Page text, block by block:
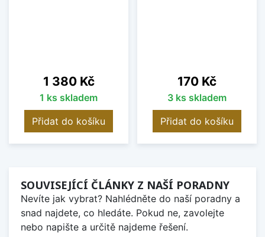
Cena
1 380 Kč
1 ks skladem
Přidat do košíku
Cena
170 Kč
3 ks skladem
Přidat do košíku
SOUVISEJÍCÍ ČLÁNKY Z NAŠÍ PORADNY
Nevíte jak vybrat? Nahlédněte do naší poradny a
snad najdete, co hledáte. Pokud ne, zavolejte
nebo napište a určitě najdeme řešení.